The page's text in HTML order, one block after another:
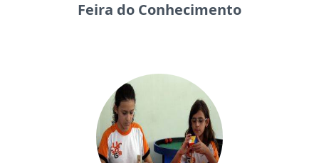
Feira do Conhecimento